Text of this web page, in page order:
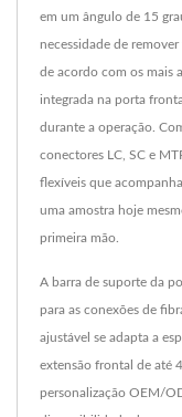
em um ângulo de 15
necessidade de
de acordo com os mais
integrada na porta
durante a operação.
conectores LC, SC e
flexíveis que
uma amostra hoje
primeira mão.
A barra de suporte da
para as conexões de
ajustável se adapta a
extensão frontal de até
personalização OEM/